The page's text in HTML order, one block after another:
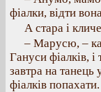
фіалки, відти
А стара і
– Марусю, –
Гануси фіалків,
завтра на танець
фіалків попахати.